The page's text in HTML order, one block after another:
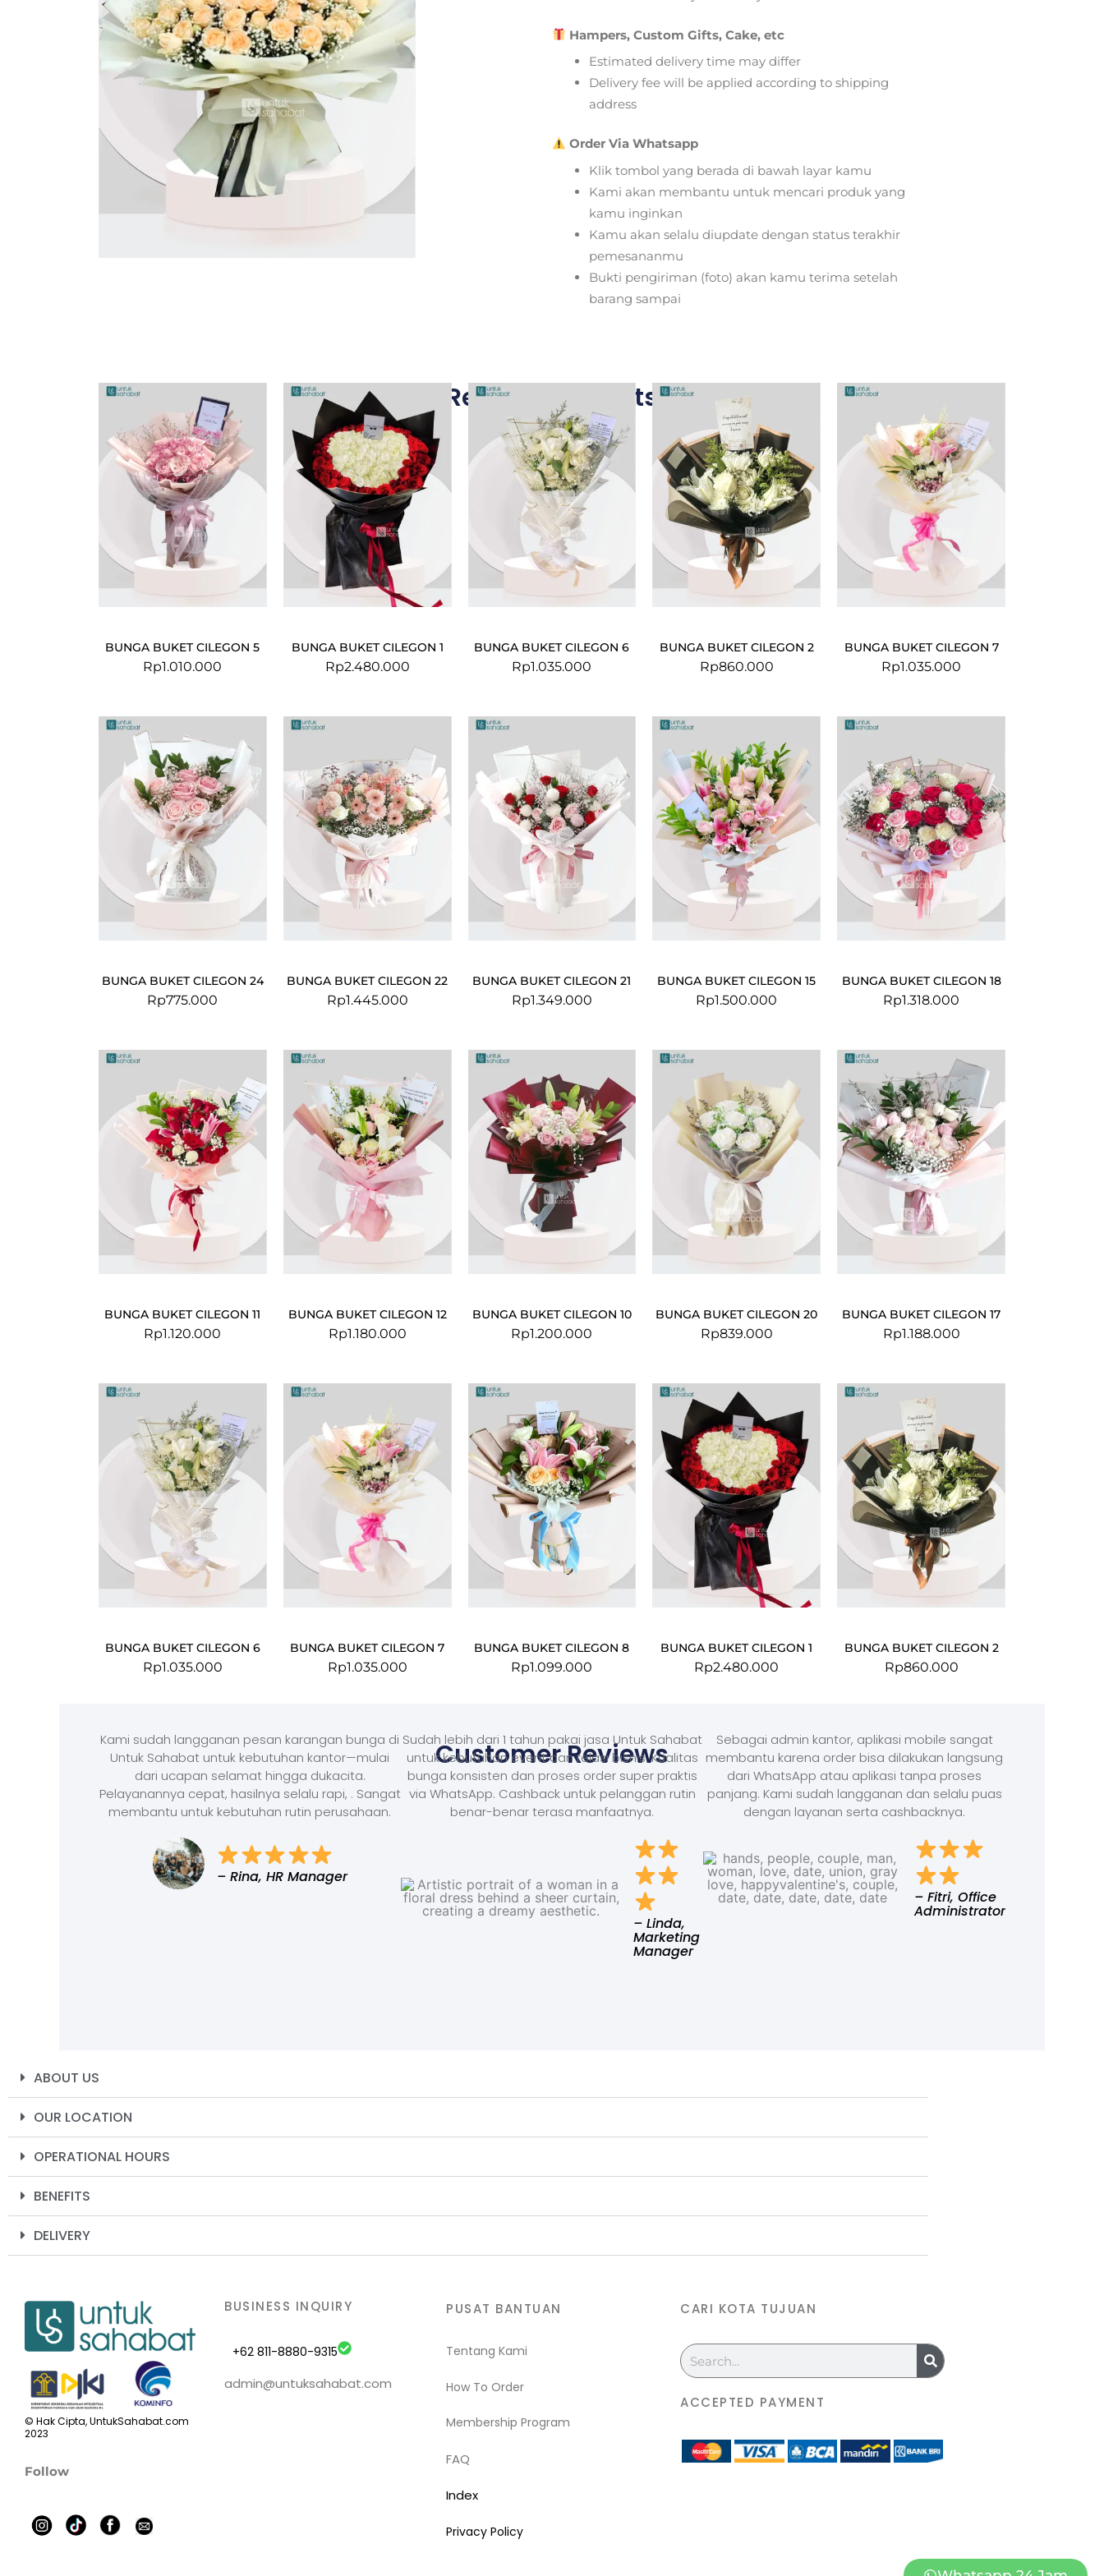
Hampers, Custom Gifts, Cake, etc
Estimated delivery time may differ
Delivery fee will be applied according to shipping
address
Order Via Whatsapp
Klik tombol yang berada di bawah layar kamu
Kami akan membantu untuk mencari produk yang
kamu inginkan
Kamu akan selalu diupdate dengan status terakhir
pemesananmu
Bukti pengiriman (foto) akan kamu terima setelah
barang sampai
Related Products
BUNGA BUKET CILEGON 5
Rp1.010.000
BUNGA BUKET CILEGON 1
Rp2.480.000
BUNGA BUKET CILEGON 6
Rp1.035.000
BUNGA BUKET CILEGON 2
Rp860.000
BUNGA BUKET CILEGON 7
Rp1.035.000
BUNGA BUKET CILEGON 24
Rp775.000
BUNGA BUKET CILEGON 22
Rp1.445.000
BUNGA BUKET CILEGON 21
Rp1.349.000
BUNGA BUKET CILEGON 15
Rp1.500.000
BUNGA BUKET CILEGON 18
Rp1.318.000
BUNGA BUKET CILEGON 11
Rp1.120.000
BUNGA BUKET CILEGON 12
Rp1.180.000
BUNGA BUKET CILEGON 10
Rp1.200.000
BUNGA BUKET CILEGON 20
Rp839.000
BUNGA BUKET CILEGON 17
Rp1.188.000
BUNGA BUKET CILEGON 6
Rp1.035.000
BUNGA BUKET CILEGON 7
Rp1.035.000
BUNGA BUKET CILEGON 8
Rp1.099.000
BUNGA BUKET CILEGON 1
Rp2.480.000
BUNGA BUKET CILEGON 2
Rp860.000
Customer Reviews
Kami sudah langganan pesan karangan bunga di
Untuk Sahabat untuk kebutuhan kantor—mulai
dari ucapan selamat hingga dukacita.
Pelayanannya cepat, hasilnya selalu rapi, . Sangat
membantu untuk kebutuhan rutin perusahaan.
– Rina, HR Manager
Sudah lebih dari 1 tahun pakai jasa Untuk Sahabat
untuk kebutuhan event dan relasi bisnis. Kualitas
bunga konsisten dan proses order super praktis
via WhatsApp. Cashback untuk pelanggan rutin
benar-benar terasa manfaatnya.
– Linda,
Marketing
Manager
Sebagai admin kantor, aplikasi mobile sangat
membantu karena order bisa dilakukan langsung
dari WhatsApp atau aplikasi tanpa proses
panjang. Kami sudah langganan dan selalu puas
dengan layanan serta cashbacknya.
– Fitri, Office
Administrator
ABOUT US
OUR LOCATION
OPERATIONAL HOURS
BENEFITS
DELIVERY
© Hak Cipta, UntukSahabat.com
2023
Follow
BUSINESS INQUIRY
+62 811-8880-9315
admin@untuksahabat.com
PUSAT BANTUAN
Tentang Kami
How To Order
Membership Program
FAQ
Index
Privacy Policy
CARI KOTA TUJUAN
Search
ACCEPTED PAYMENT